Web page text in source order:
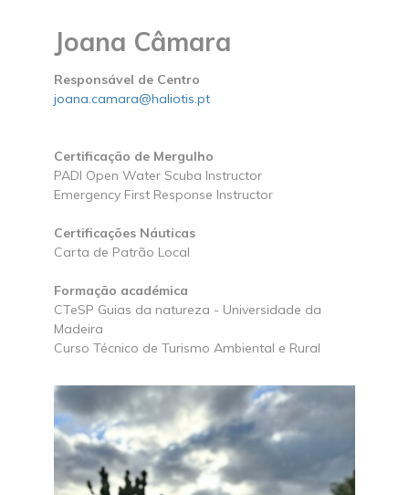
Joana Câmara
Responsável de Centro
joana.camara@haliotis.pt
Certificação de Mergulho
PADI Open Water Scuba Instructor
Emergency First Response Instructor
Certificações Náuticas
Carta de Patrão Local
Formação académica
CTeSP Guias da natureza - Universidade da
Madeira
Curso Técnico de Turismo Ambiental e Rural